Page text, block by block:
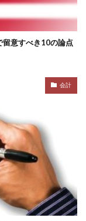
留意すべき10の論点
会計